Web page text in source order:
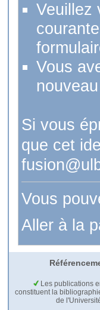
Veuillez
Vous
nouveau
Si vous
que cet
Vous
Aller à la
Les publications
constituent la
de